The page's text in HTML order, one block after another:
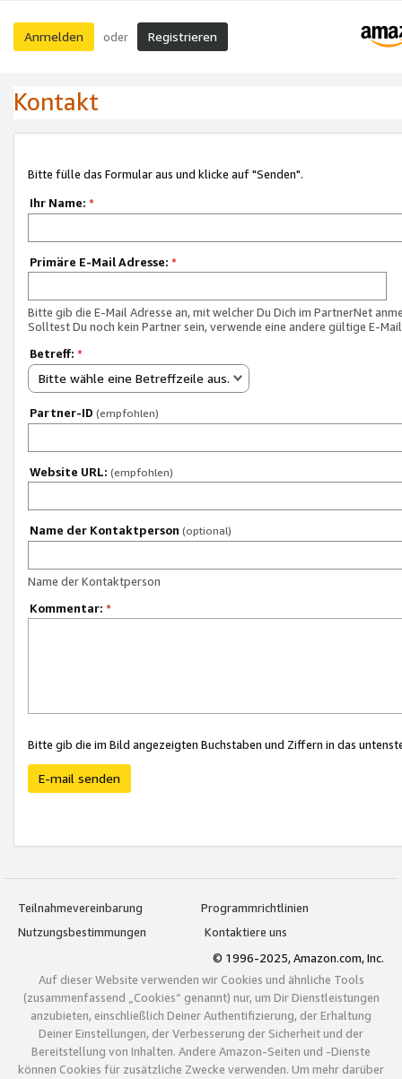
Anmelden oder Registrieren
Kontakt
Bitte fülle das Formular aus und klicke auf "Senden".
Ihr Name: *
Primäre E-Mail Adresse: *
Bitte gib die E-Mail Adresse an, mit welcher Du Dich im PartnerNet
Solltest Du noch kein Partner sein, verwende eine andere gültige E-
Betreff: *
Bitte wähle eine Betreffzeile aus.
Partner-ID (empfohlen)
Website URL: (empfohlen)
Name der Kontaktperson (optional)
Name der Kontaktperson
Kommentar: *
Bitte gib die im Bild angezeigten Buchstaben und Ziffern in das
E-mail senden
Teilnahmevereinbarung
Programmrichtlinien
Nutzungsbestimmungen
Kontaktiere uns
© 1996-2025, Amazon.com, Inc.
Auf dieser Website verwenden wir Cookies und ähnliche Tools
(zusammenfassend „Cookies“ genannt) nur, um Dir Dienstleistungen
anzubieten, einschließlich Deiner Authentifizierung, der Erhaltung
Deiner Einstellungen, der Verbesserung der Sicherheit und der
Bereitstellung von Inhalten. Andere Amazon-Seiten und -Dienste
können Cookies für zusätzliche Zwecke verwenden. Um mehr darüber